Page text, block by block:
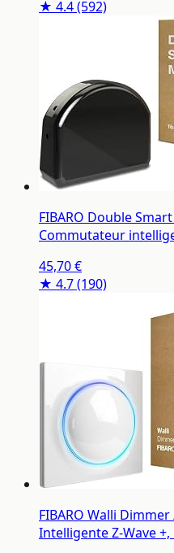
★ 4.4(592)
FIBARO Double
Commutateur
45,70 €
★ 4.7(190)
FIBARO Walli
Intelligente Z-Wave +,